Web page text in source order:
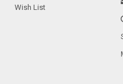
Wish List